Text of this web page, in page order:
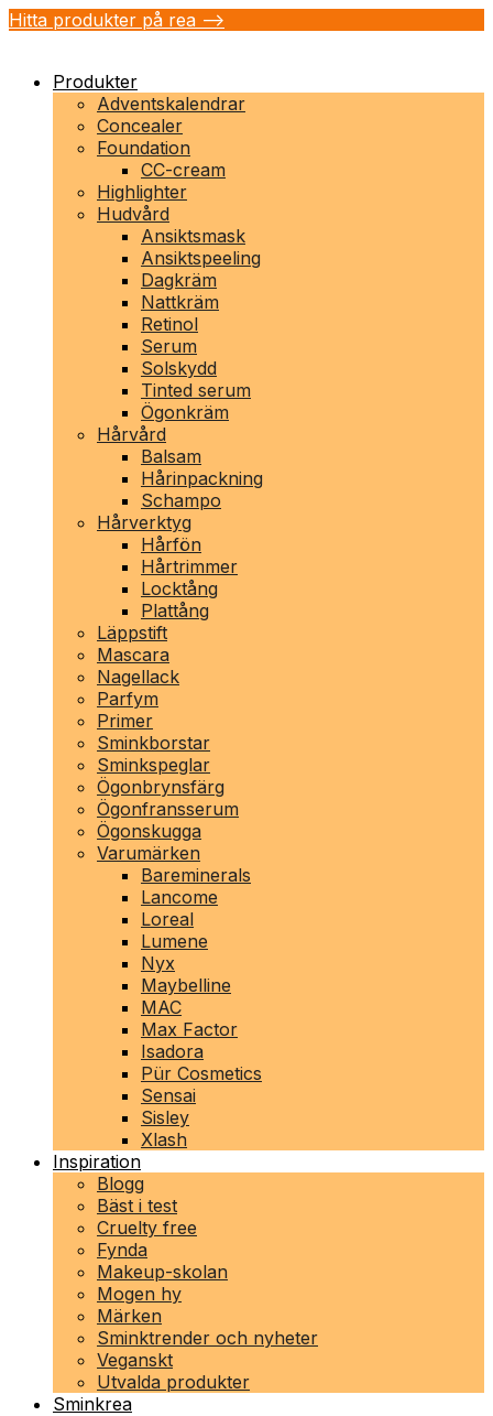
Hitta produkter på rea -->
Produkter
Adventskalendrar
Concealer
Foundation
CC-cream
Highlighter
Hudvård
Ansiktsmask
Ansiktspeeling
Dagkräm
Nattkräm
Retinol
Serum
Solskydd
Tinted serum
Ögonkräm
Hårvård
Balsam
Hårinpackning
Schampo
Hårverktyg
Hårfön
Hårtrimmer
Locktång
Plattång
Läppstift
Mascara
Nagellack
Parfym
Primer
Sminkborstar
Sminkspeglar
Ögonbrynsfärg
Ögonfransserum
Ögonskugga
Varumärken
Bareminerals
Lancome
Loreal
Lumene
Nyx
Maybelline
MAC
Max Factor
Isadora
Pür Cosmetics
Sensai
Sisley
Xlash
Inspiration
Blogg
Bäst i test
Cruelty free
Fynda
Makeup-skolan
Mogen hy
Märken
Sminktrender och nyheter
Veganskt
Utvalda produkter
Sminkrea